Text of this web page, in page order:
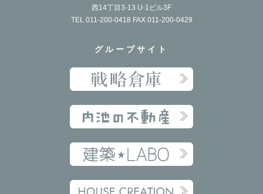
西14丁目3-13 U-1ビル3F
TEL 011-200-0418 FAX 011-200-0429
グループサイト